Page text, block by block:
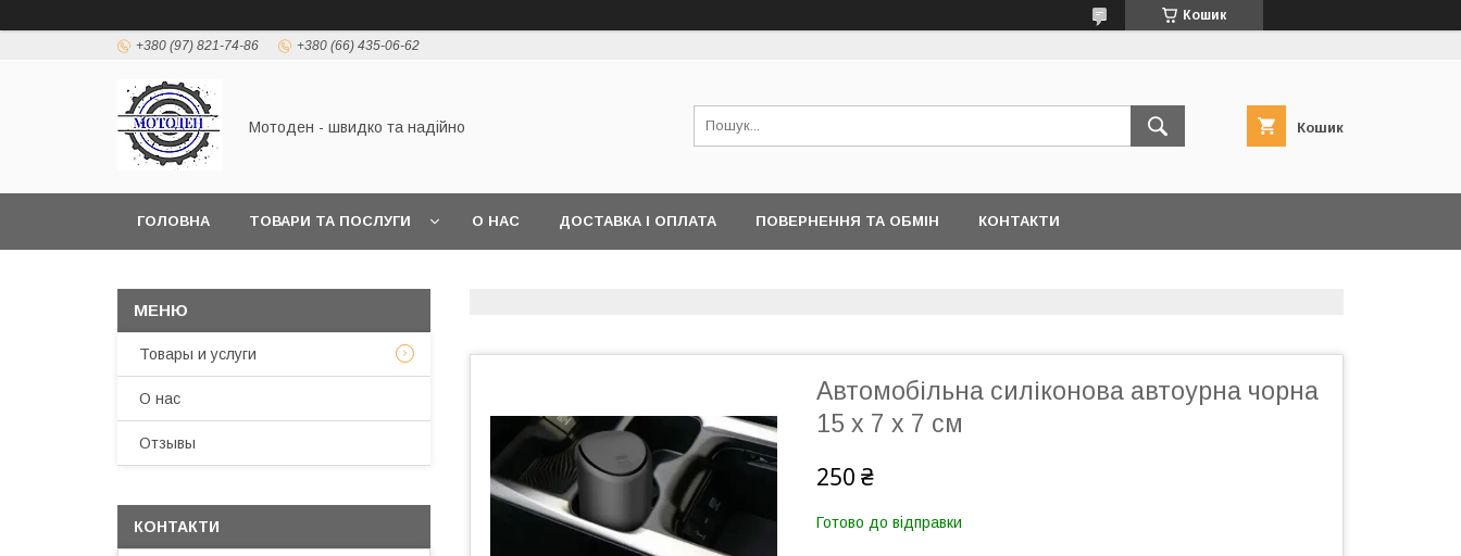
Кошик
+380 (97) 821-74-86 +380 (66) 435-06-62
Мотоден - швидко та надійно Кошик
ГОЛОВНА ТОВАРИ ТА ПОСЛУГИ О НАС ДОСТАВКА І ОПЛАТА ПОВЕРНЕННЯ ТА ОБМІН КОНТАКТИ
Автомобільна силіконова автоурна чорна
15 х 7 х 7 см
250 ₴
Готово до відправки
Товары и услуги
О нас
Отзывы
КОНТАКТИ